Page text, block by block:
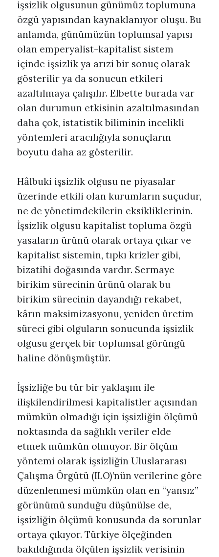
işsizlik olgusunun günümüz toplumuna
özgü yapısından kaynaklanıyor oluşu. Bu
anlamda, günümüzün toplumsal yapısı
olan emperyalist-kapitalist sistem
içinde işsizlik ya arızi bir sonuç olarak
gösterilir ya da sonucun etkileri
azaltılmaya çalışılır. Elbette burada var
olan durumun etkisinin azaltılmasından
daha çok, istatistik biliminin incelikli
yöntemleri aracılığıyla sonuçların
boyutu daha az gösterilir.
Hâlbuki işsizlik olgusu ne piyasalar
üzerinde etkili olan kurumların suçudur,
ne de yönetimdekilerin eksikliklerinin.
İşsizlik olgusu kapitalist topluma özgü
yasaların ürünü olarak ortaya çıkar ve
kapitalist sistemin, tıpkı krizler gibi,
bizatihi doğasında vardır. Sermaye
birikim sürecinin ürünü olarak bu
birikim sürecinin dayandığı rekabet,
kârın maksimizasyonu, yeniden üretim
süreci gibi olguların sonucunda işsizlik
olgusu gerçek bir toplumsal görüngü
haline dönüşmüştür.
İşsizliğe bu tür bir yaklaşım ile
ilişkilendirilmesi kapitalistler açısından
mümkün olmadığı için işsizliğin ölçümü
noktasında da sağlıklı veriler elde
etmek mümkün olmuyor. Bir ölçüm
yöntemi olarak işsizliğin Uluslararası
Çalışma Örgütü (ILO)’nün verilerine göre
düzenlenmesi mümkün olan en “yansız”
görünümü sunduğu düşünülse de,
işsizliğin ölçümü konusunda da sorunlar
ortaya çıkıyor. Türkiye ölçeğinden
bakıldığında ölçülen işsizlik verisinin